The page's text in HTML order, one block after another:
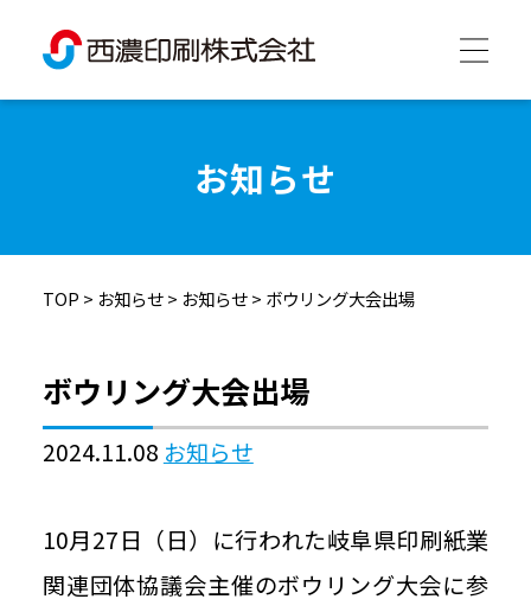
制作実績
会社情報
採用情報
豆知識ブログ
お知らせ
TOP > お知らせ> お知らせ> ボウリング大会出場
ボウリング大会出場
2024.11.08 お知らせ
10月27日（日）に行われた岐阜県印刷紙業
関連団体協議会主催のボウリング大会に参